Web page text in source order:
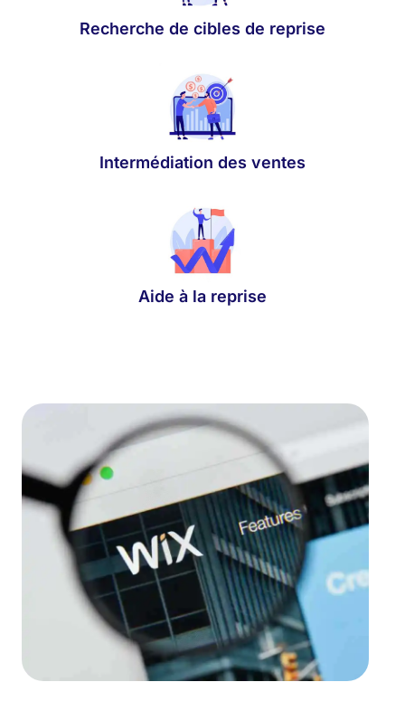
Recherche de cibles de reprise
Intermédiation des ventes
Aide à la reprise